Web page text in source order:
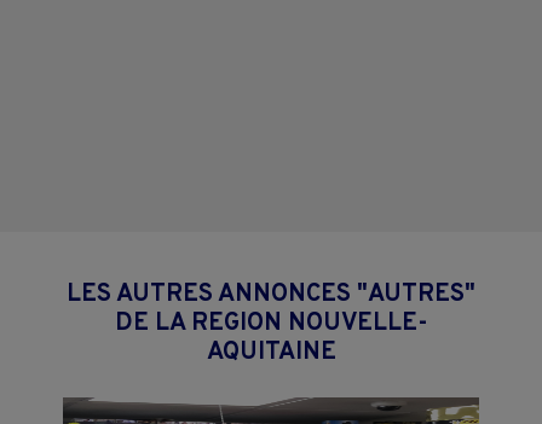
LES AUTRES ANNONCES "AUTRES"
DE LA REGION NOUVELLE-
AQUITAINE